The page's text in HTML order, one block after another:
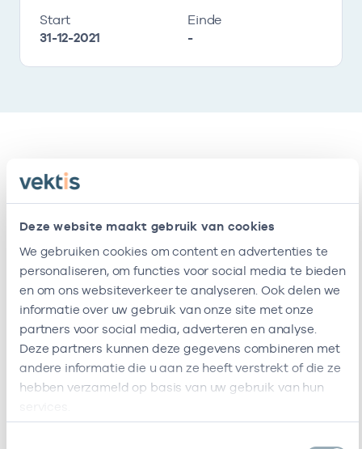
Deze website maakt gebruik van cookies
We gebruiken cookies om content en advertenties te
personaliseren, om functies voor social media te bieden
en om ons websiteverkeer te analyseren. Ook delen we
informatie over uw gebruik van onze site met onze
partners voor social media, adverteren en analyse.
Deze partners kunnen deze gegevens combineren met
andere informatie die u aan ze heeft verstrekt of die ze
hebben verzameld op basis van uw gebruik van hun
Start
31-12-2021
Einde
-
Vestigingen
Deze onderneming heeft de volgende
vestigingen
Naam Adres AGB-code
Huisartsenpraktijk
Schulte
Nicolaas
Maesstraat
43H
1071PN
-